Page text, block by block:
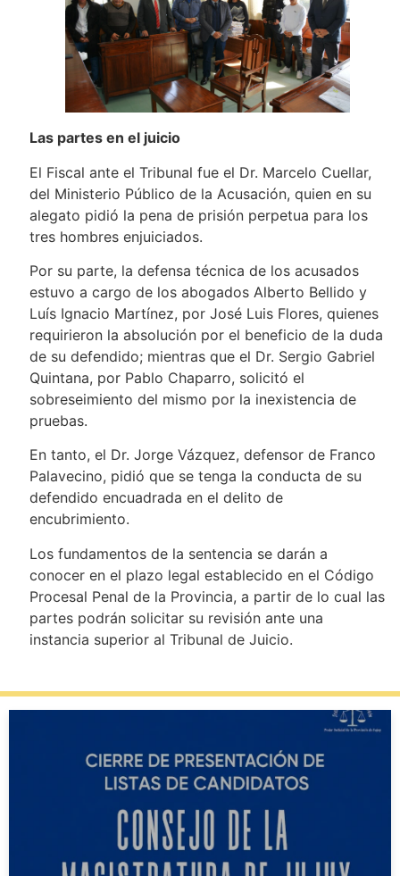
Las partes en el juicio
El Fiscal ante el Tribunal fue el Dr. Marcelo Cuellar,
del Ministerio Público de la Acusación, quien en su
alegato pidió la pena de prisión perpetua para los
tres hombres enjuiciados.
Por su parte, la defensa técnica de los acusados
estuvo a cargo de los abogados Alberto Bellido y
Luís Ignacio Martínez, por José Luis Flores, quienes
requirieron la absolución por el beneficio de la duda
de su defendido; mientras que el Dr. Sergio Gabriel
Quintana, por Pablo Chaparro, solicitó el
sobreseimiento del mismo por la inexistencia de
pruebas.
En tanto, el Dr. Jorge Vázquez, defensor de Franco
Palavecino, pidió que se tenga la conducta de su
defendido encuadrada en el delito de
encubrimiento.
Los fundamentos de la sentencia se darán a
conocer en el plazo legal establecido en el Código
Procesal Penal de la Provincia, a partir de lo cual las
partes podrán solicitar su revisión ante una
instancia superior al Tribunal de Juicio.